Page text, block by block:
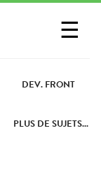
☰
DEV. FRONT
PLUS DE SUJETS...